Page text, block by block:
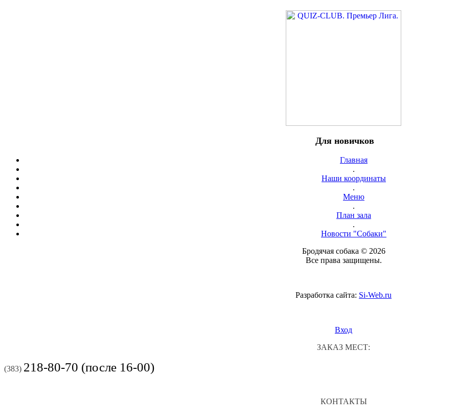
Для новичков
Главная
.
Наши координаты
.
Меню
.
План зала
.
Новости "Собаки"
Бродячая собака © 2026
Все права защищены.
Разработка сайта: Si-Web.ru
Вход
ЗАКАЗ МЕСТ:
(383) 218-80-70 (после 16-00)
КОНТАКТЫ